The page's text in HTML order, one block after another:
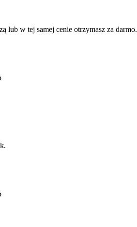
lub w tej samej cenie otrzymasz za darmo.